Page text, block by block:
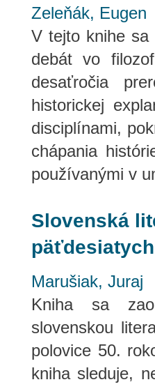
Zeleňák, Eugen
V tejto knihe sa
debát vo
desaťročia
historickej
disciplínami,
chápania
používanými v
Slovenská
Marušiak, Juraj
Kniha sa
slovenskou
polovice 50.
kniha sleduje,